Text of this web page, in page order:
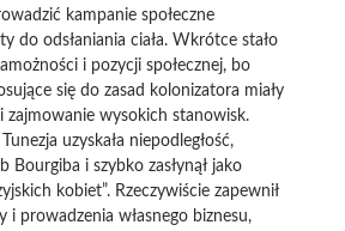
kampanie społeczne
do odsłaniania ciała. Wkrótce stało
i pozycji społecznej, bo
się do zasad kolonizatora miały
i zajmowanie wysokich stanowisk.
uzyskała niepodległość,
Bourgiba i szybko zasłynął jako
kobiet”. Rzeczywiście zapewnił
i prowadzenia własnego biznesu,